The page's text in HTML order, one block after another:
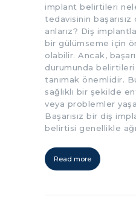
implant belirtileri
tedavisinin başarısız
anlarız? Diş
bir gülümseme için
olabilir. Ancak,
durumunda
tanımak önemlidir.
sağlıklı bir şekilde
veya problemler
Başarısız bir diş
belirtisi genellikle
Read more